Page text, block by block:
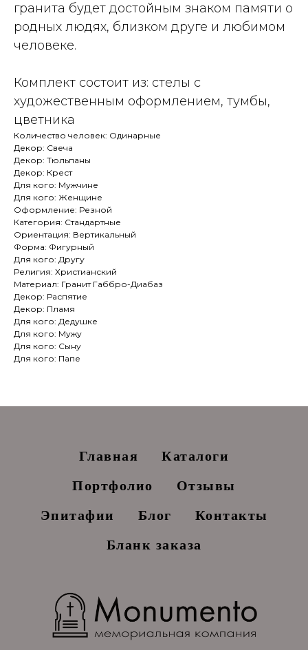
гранита будет достойным знаком памяти о
родных людях, близком друге и любимом
человеке.
Комплект состоит из: стелы с
художественным оформлением, тумбы,
цветника
Количество человек: Одинарные
Декор: Свеча
Декор: Тюльпаны
Декор: Крест
Для кого: Мужчине
Для кого: Женщине
Оформление: Резной
Категория: Стандартные
Ориентация: Вертикальный
Форма: Фигурный
Для кого: Другу
Религия: Христианский
Материал: Гранит Габбро-Диабаз
Декор: Распятие
Декор: Пламя
Для кого: Дедушке
Для кого: Мужу
Для кого: Сыну
Для кого: Папе
Главная
Каталоги
Портфолио
Отзывы
Эпитафии
Блог
Контакты
Бланк заказа